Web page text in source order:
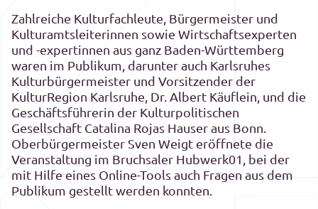
Zahlreiche Kulturfachleute, Bürgermeister und
Kulturamtsleiterinnen sowie Wirtschaftsexperten
und -expertinnen aus ganz Baden-Württemberg
waren im Publikum, darunter auch Karlsruhes
Kulturbürgermeister und Vorsitzender der
KulturRegion Karlsruhe, Dr. Albert Käuflein, und die
Geschäftsführerin der Kulturpolitischen
Gesellschaft Catalina Rojas Hauser aus Bonn.
Oberbürgermeister Sven Weigt eröffnete die
Veranstaltung im Bruchsaler Hubwerk01, bei der
mit Hilfe eines Online-Tools auch Fragen aus dem
Publikum gestellt werden konnten.